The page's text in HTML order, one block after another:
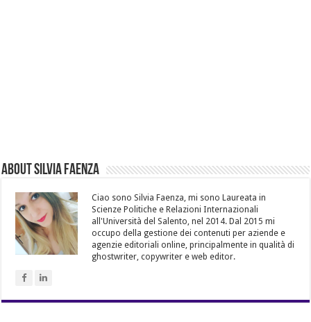
About Silvia Faenza
Ciao sono Silvia Faenza, mi sono Laureata in
Scienze Politiche e Relazioni Internazionali
all'Università del Salento, nel 2014. Dal 2015 mi
occupo della gestione dei contenuti per aziende e
agenzie editoriali online, principalmente in qualità di
ghostwriter, copywriter e web editor.